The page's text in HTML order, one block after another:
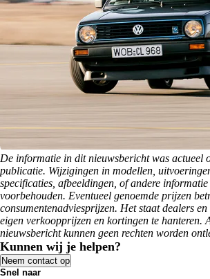
De informatie in dit nieuwsbericht was actueel
publicatie. Wijzigingen in modellen,
specificaties, afbeeldingen, of andere
voorbehouden. Eventueel genoemde prijzen
consumentenadviesprijzen. Het staat dealers
eigen verkoopprijzen en kortingen te hanteren.
nieuwsbericht kunnen geen rechten worden
Kunnen wij je helpen?
Neem contact op
Snel naar